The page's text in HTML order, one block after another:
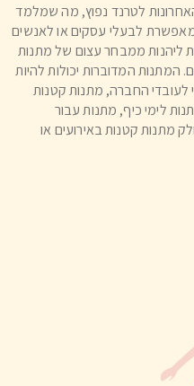
לטרנד נפוץ, מה שמלמד
לבעלי עסקים או לאנשים
ליהנות ממבחר עצום של מתנות
המתנות המדוברות יכולות להיות
לעובדי החברה, מתנות קטנות
לימי כיף, מתנות עבור
מתנות קטנות באירועים או